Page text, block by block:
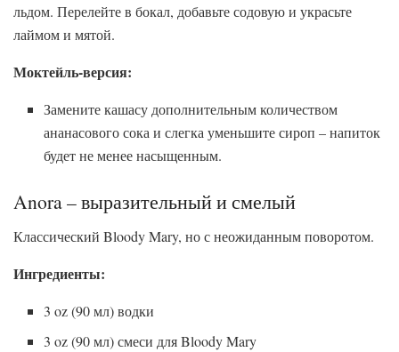
льдом. Перелейте в бокал, добавьте содовую и украсьте
лаймом и мятой.
Моктейль-версия:
Замените кашасу дополнительным количеством
ананасового сока и слегка уменьшите сироп – напиток
будет не менее насыщенным.
Anora – выразительный и смелый
Классический Bloody Mary, но с неожиданным поворотом.
Ингредиенты:
3 oz (90 мл) водки
3 oz (90 мл) смеси для Bloody Mary